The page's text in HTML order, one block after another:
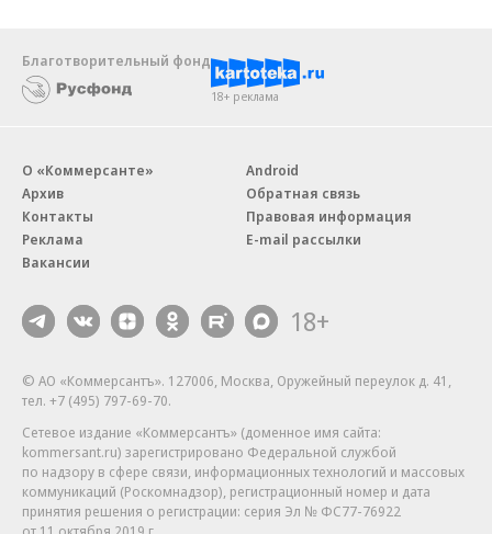
Благотворительный фонд
18+ реклама
О «Коммерсанте»
Архив
Контакты
Реклама
Вакансии
Android
Обратная связь
Правовая информация
E-mail рассылки
18+
© АО «Коммерсантъ». 127006, Москва, Оружейный переулок д. 41,
тел. +7 (495) 797-69-70.
Сетевое издание «Коммерсантъ» (доменное имя сайта:
kommersant.ru) зарегистрировано Федеральной службой
по надзору в сфере связи, информационных технологий и массовых
коммуникаций (Роскомнадзор), регистрационный номер и дата
принятия решения о регистрации: серия Эл № ФС77-76922